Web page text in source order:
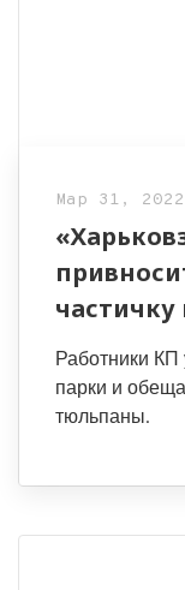
Мар 31, 2022
Работники КП
парки и
тюльпаны.